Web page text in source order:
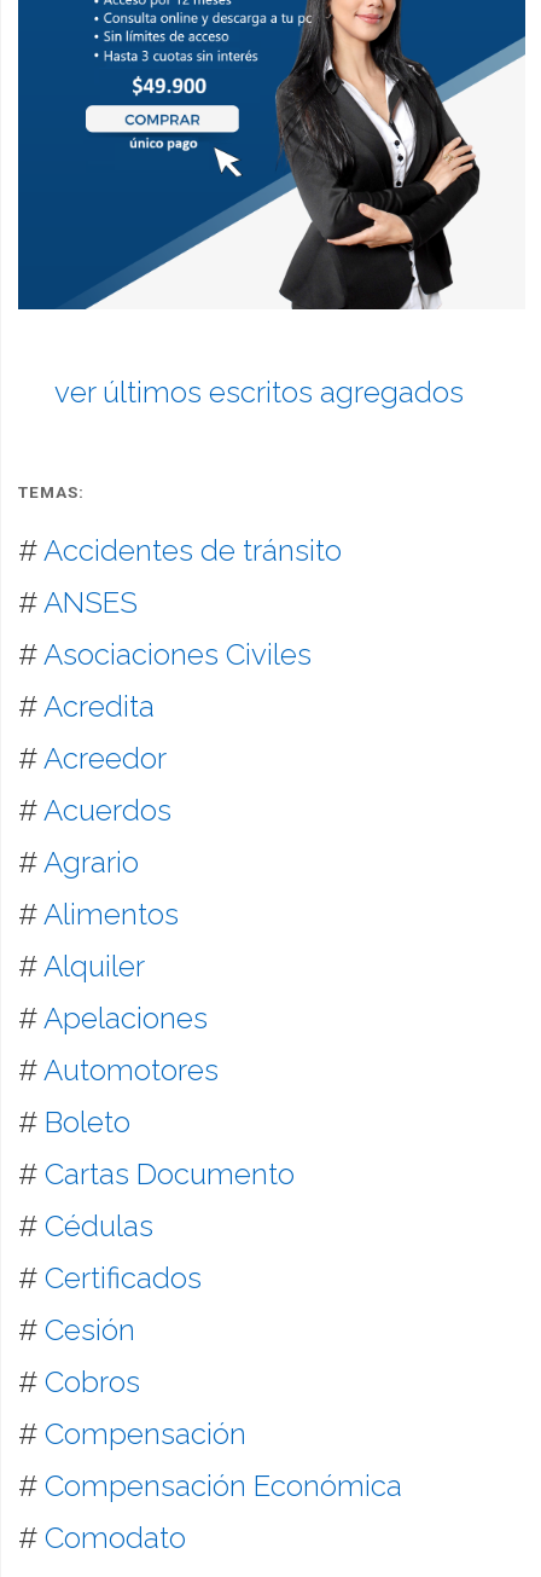
ver últimos escritos agregados
TEMAS:
#Accidentes de tránsito
#ANSES
#Asociaciones Civiles
#Acredita
#Acreedor
#Acuerdos
#Agrario
#Alimentos
#Alquiler
#Apelaciones
#Automotores
# Boleto
# Cartas Documento
# Cédulas
# Certificados
# Cesión
# Cobros
# Compensación
# Compensación Económica
# Comodato